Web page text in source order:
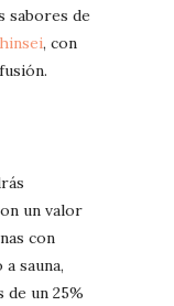
sabores de
, con
un valor
con
sauna,
de un 25%